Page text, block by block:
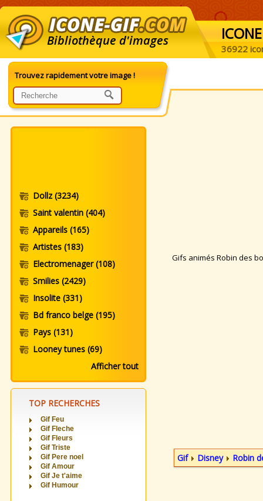
Bibliothèque d'images ICONE
36922
Trouvez rapidement votre image !
Dollz(3234)
Saint valentin (404)
Appareils (165)
Artistes (183)
Electromenager(108)
Smilies (2429)
Insolite (331)
Bd franco belge (195)
Pays (131)
Looney tunes (69)
Afficher tout
TOP RECHERCHES
Gif Feu
Gif Fleche
Gif Fleurs
Gif Triste
Gif Pere noel
Gif Amour
Gif Je t'aime
Gif Humour
Gifs animés Robin des
Gif Disney Robin